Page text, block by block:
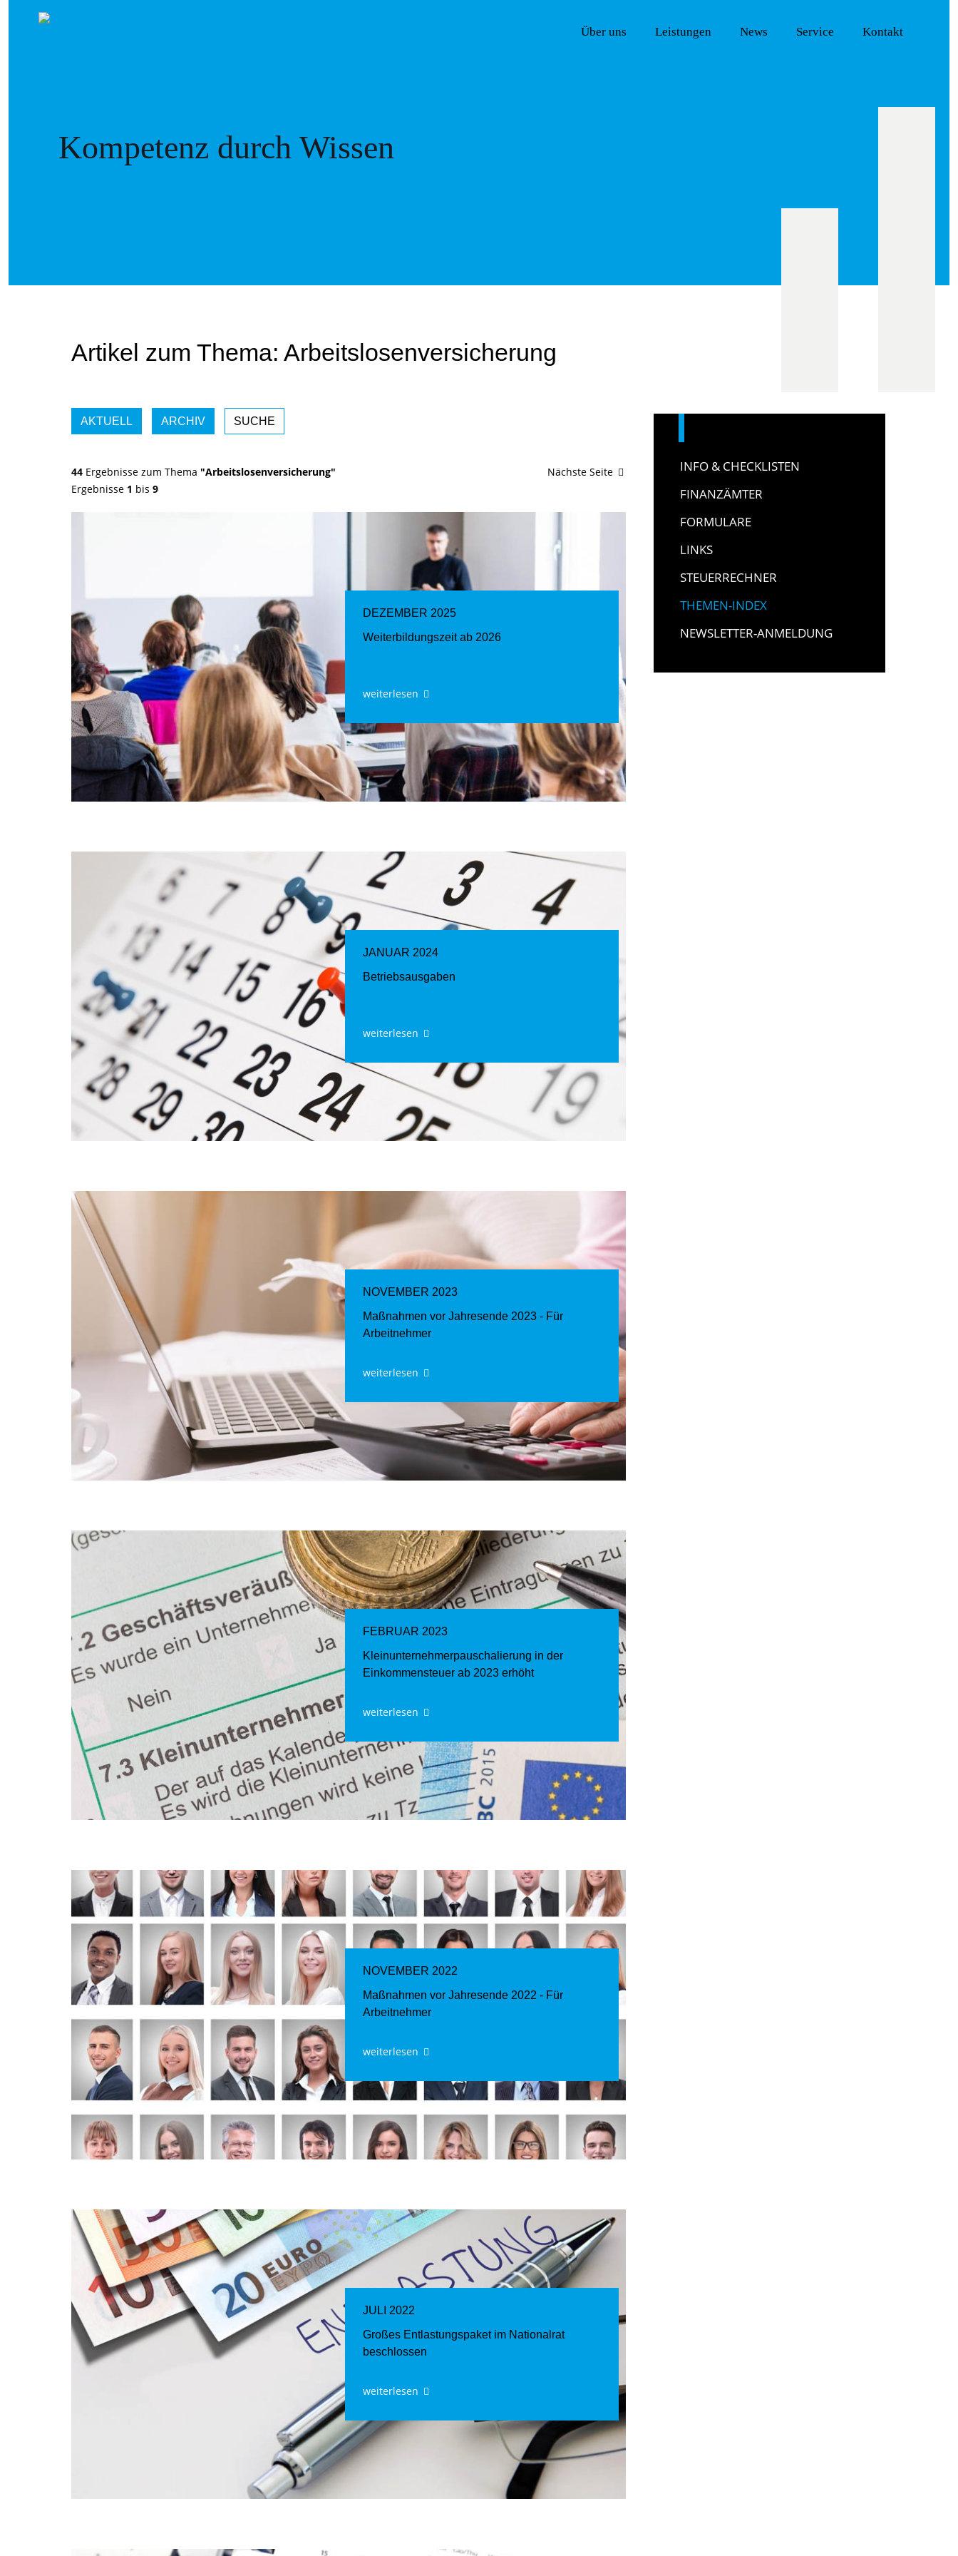
Über uns Leistungen News Service Kontakt
Kompetenz durch Wissen
Artikel zum Thema: Arbeitslosenversicherung
AKTUELL ARCHIV SUCHE
44Ergebnisse zum Thema "Arbeitslosenversicherung"
Ergebnisse 1 bis 9
Nächste Seite
DEZEMBER 2025
Weiterbildungszeit ab 2026
weiterlesen
JANUAR 2024
Betriebsausgaben
weiterlesen
NOVEMBER 2023
Maßnahmen vor Jahresende 2023 - Für
Arbeitnehmer
weiterlesen
FEBRUAR 2023
Kleinunternehmerpauschalierung in der
Einkommensteuer ab 2023 erhöht
weiterlesen
NOVEMBER 2022
Maßnahmen vor Jahresende 2022 - Für
Arbeitnehmer
weiterlesen
JULI 2022
Großes Entlastungspaket im Nationalrat
beschlossen
weiterlesen
INFO & CHECKLISTEN
FINANZÄMTER
FORMULARE
LINKS
STEUERRECHNER
THEMEN-INDEX
NEWSLETTER-ANMELDUNG